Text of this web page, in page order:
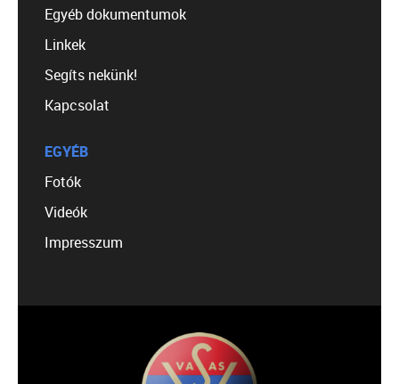
Egyéb dokumentumok
Linkek
Segíts nekünk!
Kapcsolat
EGYÉB
Fotók
Videók
Impresszum